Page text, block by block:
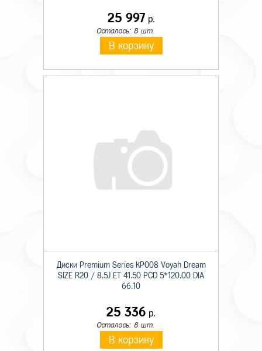
25 997 р.
Осталось: 8 шт.
В корзину
Диски Premium Series КР008 Voyah Dream
SIZE R20 / 8.5J ET 41.50 PCD 5*120.00 DIA
66.10
25 336 р.
Осталось: 8 шт.
В корзину